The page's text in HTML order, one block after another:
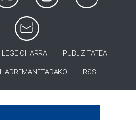
LEGE OHARRA PUBLIZITATEA
HARREMANETARAKO RSS